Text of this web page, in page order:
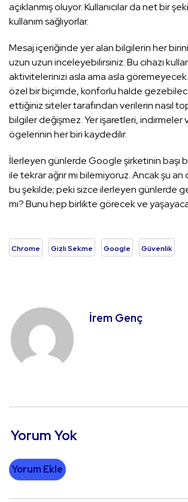
açıklanmış oluyor. Kullanıcılar da net bir
kullanım sağlıyorlar.
Mesaj içeriğinde yer alan bilgilerin her
uzun uzun inceleyebilirsiniz. Bu cihazı
aktivitelerinizi asla ama asla
özel bir biçimde, konforlu halde
ettiğiniz siteler tarafından verilerin nasıl
bilgiler değişmez. Yer işaretleri, indirmeler
ögelerinin her biri kaydedilir.
İlerleyen günlerde Google şirketinin başı
ile tekrar ağrır mı bilemiyoruz. Ancak şu
bu şekilde; peki sizce ilerleyen günlerde
mı? Bunu hep birlikte görecek ve
Chrome Gizli Sekme Google Güvenlik
İrem Genç
Yorum Yok
Yorum Ekle